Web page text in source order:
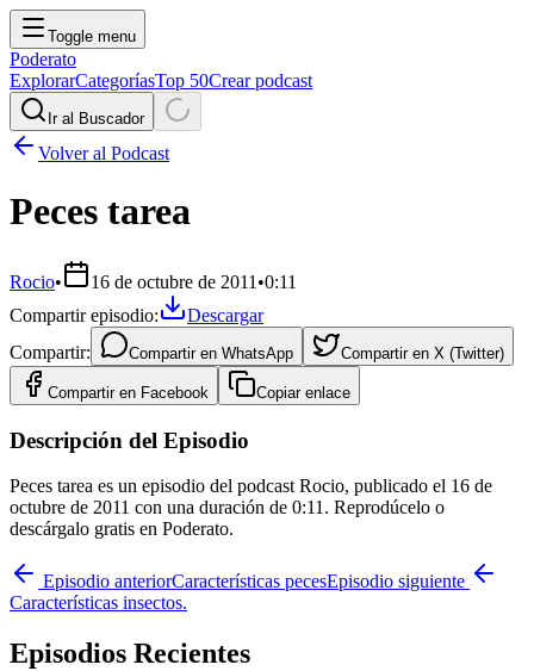
Toggle menu
Poderato
ExplorarCategoríasTop 50Crear podcast
Ir al Buscador
Volver al Podcast
Peces tarea
Rocio• 16 de octubre de 2011 •0:11
Compartir episodio:
Descargar
Compartir:
Compartir en WhatsApp Compartir en X (Twitter)
Compartir en Facebook Copiar enlace
Descripción del Episodio
Peces tarea es un episodio del podcast Rocio, publicado el 16 de
octubre de 2011 con una duración de 0:11. Reprodúcelo o
descárgalo gratis en Poderato.
Episodio anteriorCaracterísticas pecesEpisodio siguiente
Características insectos.
Episodios Recientes